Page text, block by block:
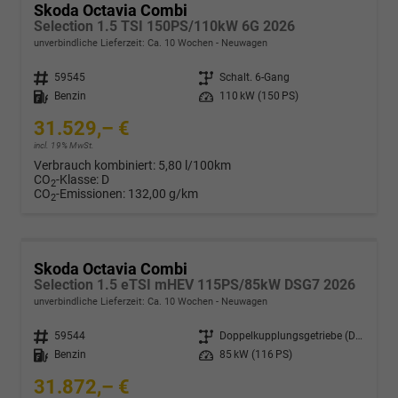
Skoda Octavia Combi
Selection 1.5 TSI 150PS/110kW 6G 2026
unverbindliche Lieferzeit: Ca. 10 Wochen Neuwagen
Fahrzeugnr. 59545 Getriebe Schalt. 6-Gang
Kraftstoff
Benzin Leistung 110 kW (150 PS)
31.529,– €
incl. 19% MwSt.
Verbrauch kombiniert: 5,80 l/100km
CO2-Klasse: D
CO2-Emissionen: 132,00 g/km
Skoda Octavia Combi
Selection 1.5 eTSI mHEV 115PS/85kW DSG7 2026
unverbindliche Lieferzeit: Ca. 10 Wochen Neuwagen
Fahrzeugnr. 59544 Getriebe
Doppelkupplungsgetriebe (DSG)
Kraftstoff
Benzin Leistung 85 kW (116 PS)
31.872,– €